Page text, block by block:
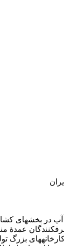
در بخش‏های
عمدۀ